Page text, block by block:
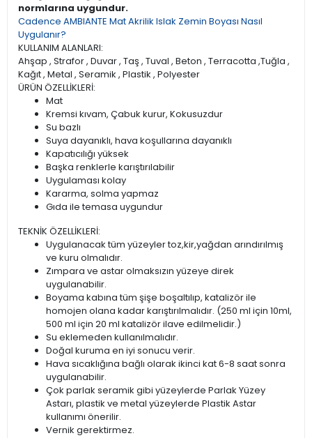
normlarına uygundur.
Cadence AMBIANTE Mat Akrilik Islak Zemin Boyası Nasıl
Uygulanır?
KULLANIM ALANLARI:
Ahşap , Strafor , Duvar , Taş , Tuval , Beton , Terracotta ,Tuğla ,
Kağıt , Metal , Seramik , Plastik , Polyester
ÜRÜN ÖZELLİKLERİ:
Mat
Kremsi kıvam, Çabuk kurur, Kokusuzdur
Su bazlı
Suya dayanıklı, hava koşullarına dayanıklı
Kapatıcılığı yüksek
Başka renklerle karıştırılabilir
Uygulaması kolay
Kararma, solma yapmaz
Gıda ile temasa uygundur
TEKNİK ÖZELLİKLERİ:
Uygulanacak tüm yüzeyler toz,kir,yağdan arındırılmış
ve kuru olmalıdır.
Zımpara ve astar olmaksızın yüzeye direk
uygulanabilir.
Boyama kabına tüm şişe boşaltılıp, katalizör ile
homojen olana kadar karıştırılmalıdır. (250 ml için 10ml,
500 ml için 20 ml katalizör ilave edilmelidir.)
Su eklemeden kullanılmalıdır.
Doğal kuruma en iyi sonucu verir.
Hava sıcaklığına bağlı olarak ikinci kat 6-8 saat sonra
uygulanabilir.
Çok parlak seramik gibi yüzeylerde Parlak Yüzey
Astarı, plastik ve metal yüzeylerde Plastik Astar
kullanımı önerilir.
Vernik gerektirmez.